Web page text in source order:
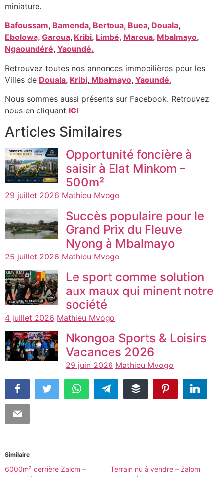
miniature.
Bafoussam, Bamenda, Bertoua, Buea, Douala,
Ebolowa, Garoua, Kribi, Limbé, Maroua, Mbalmayo,
Ngaoundéré, Yaoundé.
Retrouvez toutes nos annonces immobilières pour les
Villes de Douala, Kribi, Mbalmayo, Yaoundé.
Nous sommes aussi présents sur Facebook. Retrouvez
nous en cliquant ICI
Articles Similaires
Opportunité foncière à
saisir à Elat Minkom –
500m²
29 juillet 2026 Mathieu Mvogo
Succès populaire pour le
Grand Prix du Fleuve
Nyong à Mbalmayo
25 juillet 2026 Mathieu Mvogo
Le sport comme solution
aux maux qui minent notre
société
4 juillet 2026 Mathieu Mvogo
Nkongoa Sports & Loisirs
Vacances 2026
29 juin 2026 Mathieu Mvogo
Similaire
6000m² derrière Zalom –
Terrain nu à vendre – Zalom